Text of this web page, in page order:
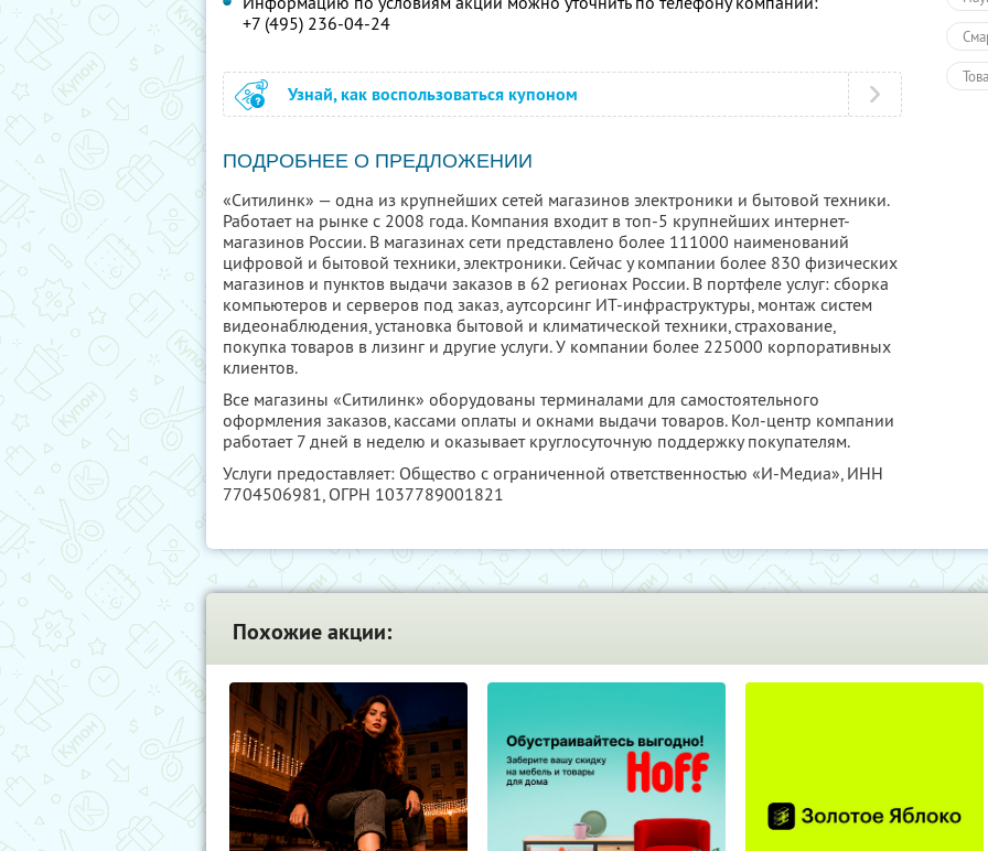
+7 (495) 236-04-24
Узнай, как воспользоваться купоном
ПОДРОБНЕЕ О ПРЕДЛОЖЕНИИ
«Ситилинк» — одна из крупнейших сетей магазинов электроники и бытовой техники.
Работает на рынке с 2008 года. Компания входит в топ-5 крупнейших интернет-
магазинов России. В магазинах сети представлено более 111000 наименований
цифровой и бытовой техники, электроники. Сейчас у компании более 830 физических
магазинов и пунктов выдачи заказов в 62 регионах России. В портфеле услуг: сборка
компьютеров и серверов под заказ, аутсорсинг ИТ-инфраструктуры, монтаж систем
видеонаблюдения, установка бытовой и климатической техники, страхование,
покупка товаров в лизинг и другие услуги. У компании более 225000 корпоративных
клиентов.
Все магазины «Ситилинк» оборудованы терминалами для самостоятельного
оформления заказов, кассами оплаты и окнами выдачи товаров. Кол-центр компании
работает 7 дней в неделю и оказывает круглосуточную поддержку покупателям.
Услуги предоставляет: Общество с ограниченной ответственностью «И-Медиа», ИНН
7704506981, ОГРН 1037789001821
Похожие акции: